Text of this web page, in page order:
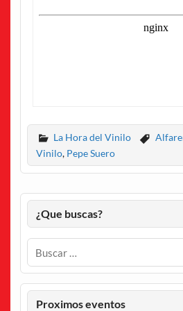
La Hora del Vinilo
Vinilo, Pepe Suero
¿Que buscas?
Proximos eventos